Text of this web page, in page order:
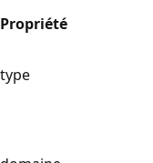
Propriété
type